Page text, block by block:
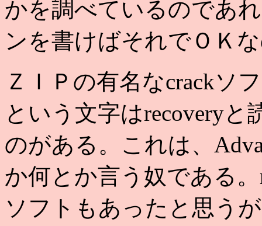
かを調べているのであ
ンを書けばそれでＯＫ
ＺＩＰの有名なcrackソ
という文字はrecovery
のがある。これは、
か何とか言う奴である
ソフトもあったと思う